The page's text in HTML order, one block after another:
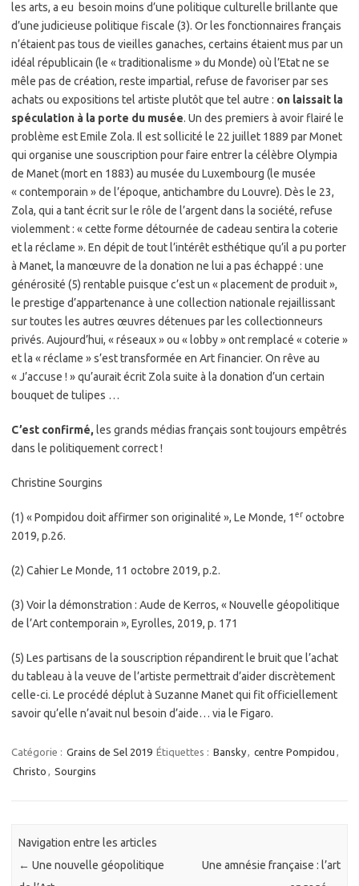
les arts, a eu besoin moins d’une politique culturelle brillante que
d’une judicieuse politique fiscale (3). Or les fonctionnaires français
n’étaient pas tous de vieilles ganaches, certains étaient mus par un
idéal républicain (le « traditionalisme » du Monde) où l’Etat ne se
mêle pas de création, reste impartial, refuse de favoriser par ses
achats ou expositions tel artiste plutôt que tel autre : on laissait la
spéculation à la porte du musée. Un des premiers à avoir flairé le
problème est Emile Zola. Il est sollicité le 22 juillet 1889 par Monet
qui organise une souscription pour faire entrer la célèbre Olympia
de Manet (mort en 1883) au musée du Luxembourg (le musée
« contemporain » de l’époque, antichambre du Louvre). Dès le 23,
Zola, qui a tant écrit sur le rôle de l’argent dans la société, refuse
violemment : « cette forme détournée de cadeau sentira la coterie
et la réclame ». En dépit de tout l’intérêt esthétique qu’il a pu porter
à Manet, la manœuvre de la donation ne lui a pas échappé : une
générosité (5) rentable puisque c’est un « placement de produit »,
le prestige d’appartenance à une collection nationale rejaillissant
sur toutes les autres œuvres détenues par les collectionneurs
privés. Aujourd’hui, « réseaux » ou « lobby » ont remplacé « coterie »
et la « réclame » s’est transformée en Art financier. On rêve au
« J’accuse ! » qu’aurait écrit Zola suite à la donation d’un certain
bouquet de tulipes …
C’est confirmé, les grands médias français sont toujours empêtrés
dans le politiquement correct !
Christine Sourgins
(1) « Pompidou doit affirmer son originalité », Le Monde, 1 er octobre
2019, p.26.
(2) Cahier Le Monde, 11 octobre 2019, p.2.
(3) Voir la démonstration : Aude de Kerros, « Nouvelle géopolitique
de l’Art contemporain », Eyrolles, 2019, p. 171
(5) Les partisans de la souscription répandirent le bruit que l’achat
du tableau à la veuve de l’artiste permettrait d’aider discrètement
celle-ci. Le procédé déplut à Suzanne Manet qui fit officiellement
savoir qu’elle n’avait nul besoin d’aide… via le Figaro.
Catégorie : Grains de Sel 2019 Étiquettes : Bansky, centre Pompidou ,
Christo , Sourgins
Navigation entre les articles
← Une nouvelle géopolitique
Une amnésie française : l’art